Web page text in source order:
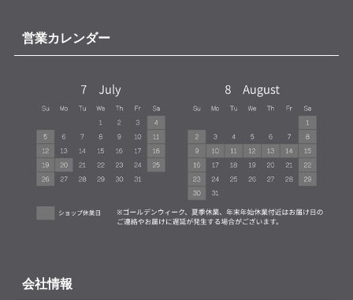
営業カレンダー
会社情報